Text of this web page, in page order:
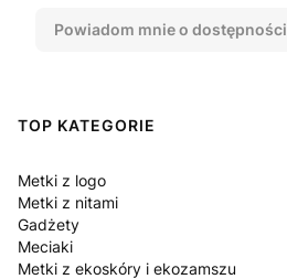
Powiadom mnie o dostępności
Linki w stopce
TOP KATEGORIE
Metki z logo
Metki z nitami
Gadżety
Meciaki
Metki z ekoskóry i ekozamszu